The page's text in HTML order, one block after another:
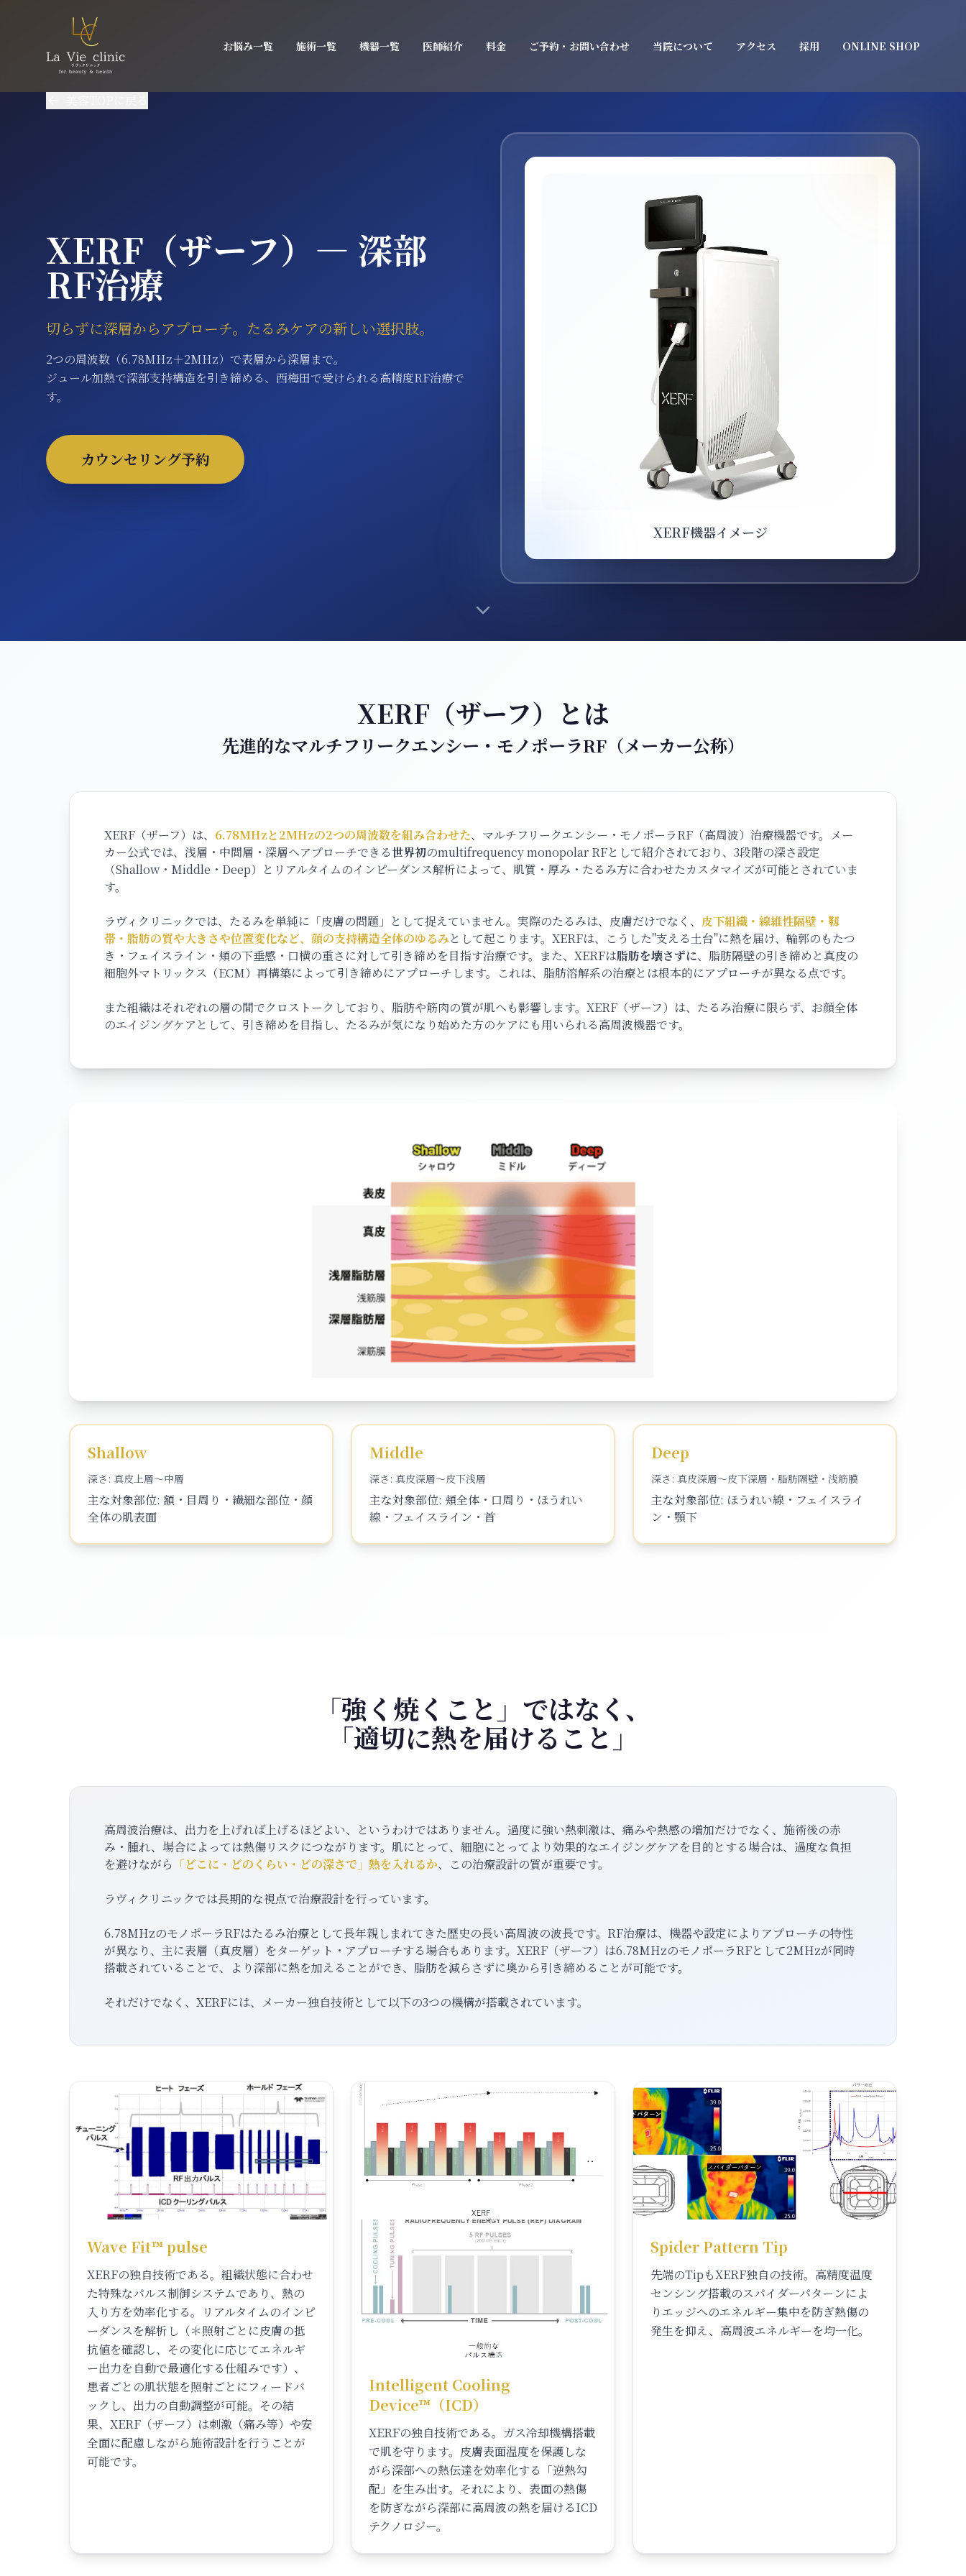
お悩み一覧 施術一覧 機器一覧 医師紹介 料金 ご予約・お問い合わせ 当院について アクセス 採用 ONLINE SHOP
XERF（ザーフ）― 深部
RF治療
切らずに深層からアプローチ。たるみケアの新しい選択肢。
2つの周波数（6.78MHz＋2MHz）で表層から深層まで。
ジュール加熱で深部支持構造を引き締める、西梅田で受けられる高精度RF治療で
す。
カウンセリング予約
XERF機器イメージ
XERF（ザーフ）とは
先進的なマルチフリークエンシー・モノポーラRF（メーカー公称）
XERF（ザーフ）は、 6.78MHzと2MHzの2つの周波数を組み合わせた、マルチフリークエンシー・モノポーラRF（高周波）治療機器です。メー
カー公式では、浅層・中間層・深層へアプローチできる世界初のmultifrequency monopolar RFとして紹介されており、3段階の深さ設定
（Shallow・Middle・Deep）とリアルタイムのインピーダンス解析によって、肌質・厚み・たるみ方に合わせたカスタマイズが可能とされていま
す。
ラヴィクリニックでは、たるみを単純に「皮膚の問題」として捉えていません。実際のたるみは、皮膚だけでなく、 皮下組織・線維性隔壁・靱
帯・脂肪の質や大きさや位置変化など、顔の支持構造全体のゆるみとして起こります。XERFは、こうした"支える土台"に熱を届け、輪郭のもたつ
き・フェイスライン・頬の下垂感・口横の重さに対して引き締めを目指す治療です。また、XERFは脂肪を壊さずに、脂肪隔壁の引き締めと真皮の
細胞外マトリックス（ECM）再構築によって引き締めにアプローチします。これは、脂肪溶解系の治療とは根本的にアプローチが異なる点です。
また組織はそれぞれの層の間でクロストークしており、脂肪や筋肉の質が肌へも影響します。XERF（ザーフ）は、たるみ治療に限らず、お顔全体
のエイジングケアとして、引き締めを目指し、たるみが気になり始めた方のケアにも用いられる高周波機器です。
Shallow
深さ: 真皮上層〜中層
主な対象部位: 額・目周り・繊細な部位・顔
全体の肌表面
Middle
深さ: 真皮深層〜皮下浅層
主な対象部位: 頬全体・口周り・ほうれい
線・フェイスライン・首
Deep
深さ: 真皮深層～皮下深層・脂肪隔壁・浅筋膜
主な対象部位: ほうれい線・フェイスライ
ン・顎下
「強く焼くこと」ではなく、
「適切に熱を届けること」
高周波治療は、出力を上げれば上げるほどよい、というわけではありません。過度に強い熱刺激は、痛みや熱感の増加だけでなく、施術後の赤
み・腫れ、場合によっては熱傷リスクにつながります。肌にとって、細胞にとってより効果的なエイジングケアを目的とする場合は、過度な負担
を避けながら 「どこに・どのくらい・どの深さで」熱を入れるか、この治療設計の質が重要です。
ラヴィクリニックでは長期的な視点で治療設計を行っています。
6.78MHzのモノポーラRFはたるみ治療として長年親しまれてきた歴史の長い高周波の波長です。RF治療は、機器や設定によりアプローチの特性
が異なり、主に表層（真皮層）をターゲット・アプローチする場合もあります。XERF（ザーフ）は6.78MHzのモノポーラRFとして2MHzが同時
搭載されていることで、より深部に熱を加えることができ、脂肪を減らさずに奥から引き締めることが可能です。
それだけでなく、XERFには、メーカー独自技術として以下の3つの機構が搭載されています。
Wave Fit™ pulse
XERFの独自技術である。組織状態に合わせ
た特殊なパルス制御システムであり、熱の
入り方を効率化する。リアルタイムのインピ
ーダンスを解析し（＊照射ごとに皮膚の抵
抗値を確認し、その変化に応じてエネルギ
ー出力を自動で最適化する仕組みです）、
患者ごとの肌状態を照射ごとにフィードバ
ックし、出力の自動調整が可能。その結
果、XERF（ザーフ）は刺激（痛み等）や安
全面に配慮しながら施術設計を行うことが
可能です。
Intelligent Cooling
Device™（ICD）
XERFの独自技術である。ガス冷却機構搭載
で肌を守ります。皮膚表面温度を保護しな
がら深部への熱伝達を効率化する「逆熱勾
配」を生み出す。それにより、表面の熱傷
を防ぎながら深部に高周波の熱を届けるICD
テクノロジー。
Spider Pattern Tip
先端のTipもXERF独自の技術。高精度温度
センシング搭載のスパイダーパターンによ
りエッジへのエネルギー集中を防ぎ熱傷の
発生を抑え、高周波エネルギーを均一化。